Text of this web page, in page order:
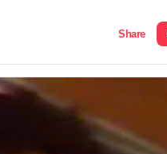
Share